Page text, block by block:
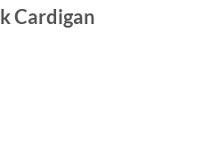
Cardigan